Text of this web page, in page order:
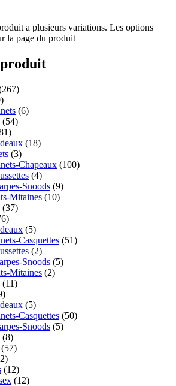
a plusieurs variations. Les options
la page du produit
produit
(6)
(54)
(18)
(3)
Chapeaux (100)
(4)
Snoods (9)
Mitaines (10)
(37)
(5)
Casquettes (51)
(2)
Snoods (5)
Mitaines (2)
(11)
(5)
Casquettes (50)
Snoods (5)
(8)
(57)
(12)
(12)